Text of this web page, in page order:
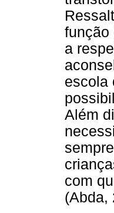
função
a
escola
Além
com
(Abda,